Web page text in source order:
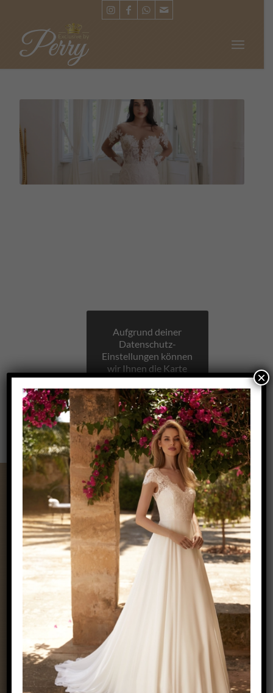
Aufgrund deiner
Datenschutz-
Einstellungen können
wir Ihnen die Karte
nicht anzeigen.
Klicken Sie hier, um
die Karte in einem
neuen Fenster zu
öffnen.
Exclusive by Perry
Zaunäckerstraße 22/2
×